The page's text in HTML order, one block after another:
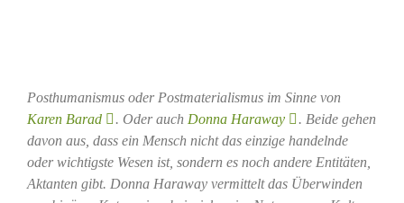
Posthumanismus oder Postmaterialismus im Sinne von
Karen Barad
. Oder auch Donna Haraway
. Beide gehen
davon aus, dass ein Mensch nicht das einzige handelnde
oder wichtigste Wesen ist, sondern es noch andere Entitäten,
Aktanten gibt. Donna Haraway vermittelt das Überwinden